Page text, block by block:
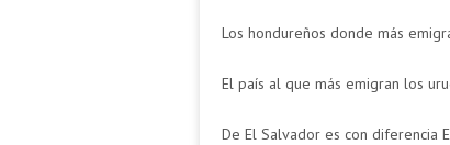
Los hondureños donde más
El país al que más emigran los
De El Salvador es con diferencia